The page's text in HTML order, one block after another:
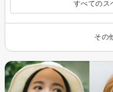
すべてのス
その